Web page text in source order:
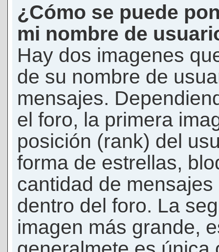
¿Cómo se puede
mi nombre de
Hay dos imagenes
de su nombre de
mensajes.
el foro, la primera
posición (rank) del
forma de estrellas,
cantidad de
dentro del foro. La
imagen más grande,